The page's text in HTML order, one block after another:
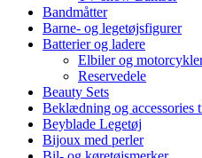
Bandmåtter
Barne- og legetøjsfigurer
Batterier og ladere
Elbiler og
Reservedele
Beauty Sets
Beklædning og accessories
Beyblade Legetøj
Bijoux med perler